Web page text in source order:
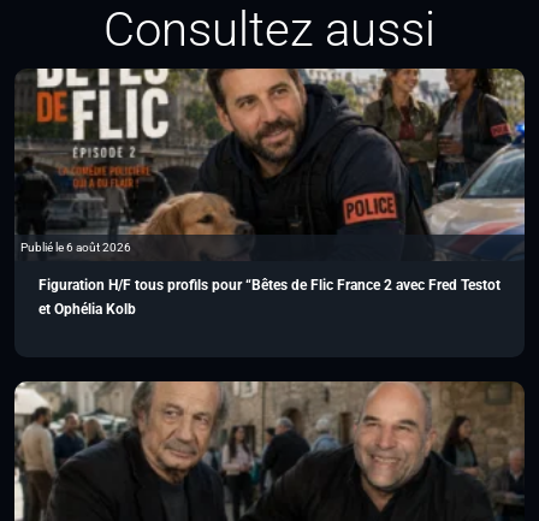
Consultez aussi
Publié le 6 août 2026
Figuration H/F tous profils pour “Bêtes de Flic France 2 avec Fred Testot
et Ophélia Kolb